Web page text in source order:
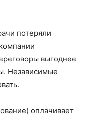
потеряли
выгоднее
Независимые
оплачивает